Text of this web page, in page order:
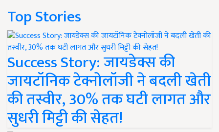
Top Stories
Success Story: जायडेक्स की
जायटॉनिक टेक्नोलॉजी ने बदली खेती
की तस्वीर, 30% तक घटी लागत और
सुधरी मिट्टी की सेहत!